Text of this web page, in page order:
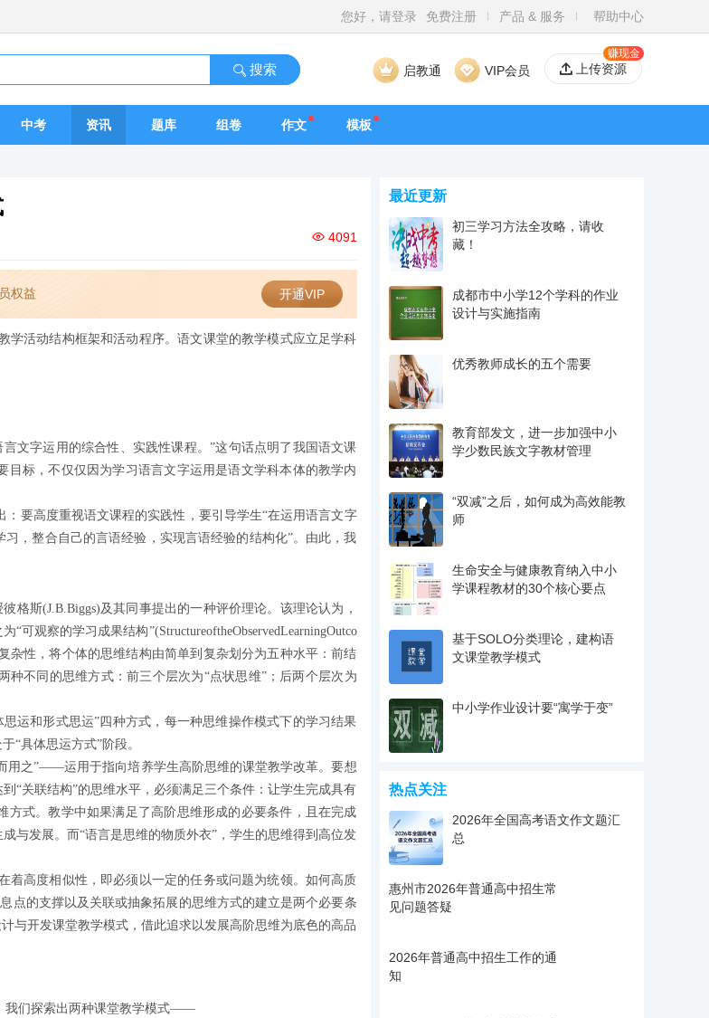
您好，请登录 免费注册 产品 & 服务 帮助中心
搜索 VIP会员
启教通 上传资源
赚现金
中考 资讯 题库 组卷 作文 模板
4091
权益 开通VIP
活动结构框架和活动程序。语文课堂的教学模式应立足学科
文字运用的综合性、实践性课程。”这句话点明了我国语文课
标，不仅仅因为学习语言文字运用是语文学科本体的教学内
要高度重视语文课程的实践性，要引导学生“在运用语言文字
，整合自己的言语经验，实现言语经验的结构化”。由此，我
格斯(J.B.Biggs)及其同事提出的一种评价理论。该理论认为，
可观察的学习成果结构”(StructureoftheObservedLearningOutco
杂性，将个体的思维结构由简单到复杂划分为五种水平：前结
不同的思维方式：前三个层次为“点状思维”；后两个层次为
运和形式思运”四种方式，每一种思维操作模式下的学习结果
“具体思运方式”阶段。
用之”——运用于指向培养学生高阶思维的课堂教学改革。要想
“关联结构”的思维水平，必须满足三个条件：让学生完成具有
式。教学中如果满足了高阶思维形成的必要条件，且在完成
与发展。而“语言是思维的物质外衣”，学生的思维得到高位发
高度相似性，即必须以一定的任务或问题为统领。如何高质
点的支撑以及关联或抽象拓展的思维方式的建立是两个必要条
开发课堂教学模式，借此追求以发展高阶思维为底色的高品
我们探索出两种课堂教学模式——
最近更新
初三学习方法全攻略，请收
藏！
成都市中小学12个学科的作业
设计与实施指南
优秀教师成长的五个需要
教育部发文，进一步加强中小
学少数民族文字教材管理
“双减”之后，如何成为高效能教
师
生命安全与健康教育纳入中小
学课程教材的30个核心要点
基于SOLO分类理论，建构语
文课堂教学模式
中小学作业设计要“寓学于变”
热点关注
2026年全国高考语文作文题汇
总
惠州市2026年普通高中招生常
见问题答疑
2026年普通高中招生工作的通
知